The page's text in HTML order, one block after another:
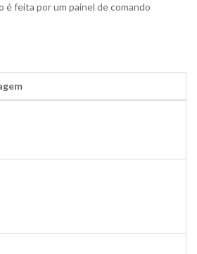
é feita por um painel de comando